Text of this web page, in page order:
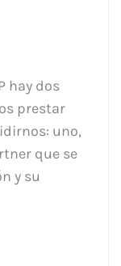
hay dos
prestar
uno,
que se
y su